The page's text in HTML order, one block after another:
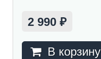
2 990 ₽
В корзину